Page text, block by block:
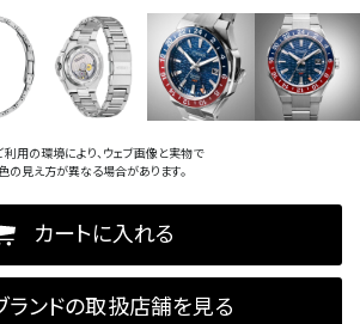
用の環境により、ウェブ画像と実物で
の見え方が異なる場合があります。
カートに入れる
ランドの取扱店舗を見る